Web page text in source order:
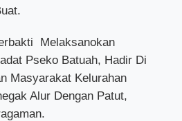
Melaksanokan
Pseko Batuah, Hadir Di
Masyarakat Kelurahan
Alur Dengan Patut,